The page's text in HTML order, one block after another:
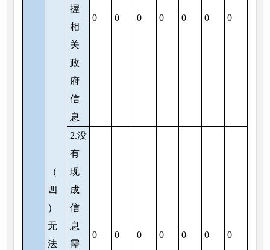
（
四
）
无
法
握
相
关
政
府
信
息
0 0 0 0 0 0 0
2.没
有
现
成
信
息
需
0 0 0 0 0 0 0